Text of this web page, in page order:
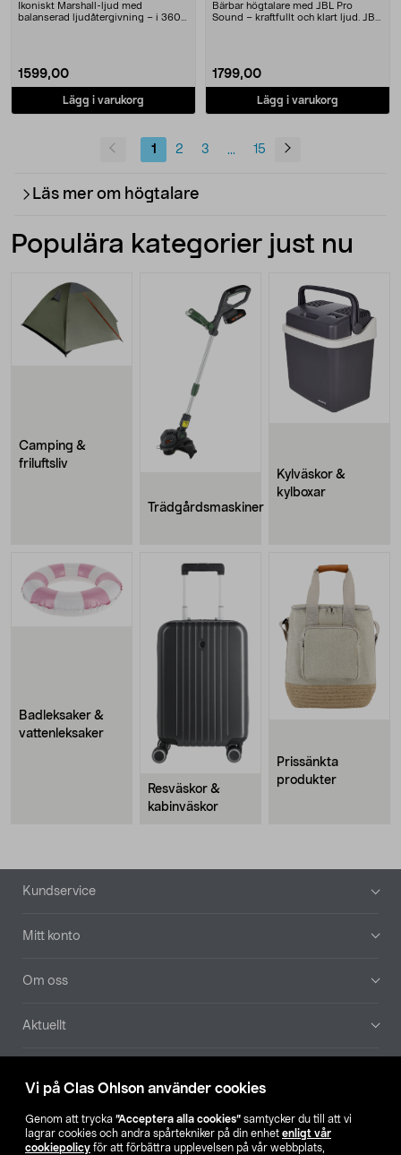
Vi på Clas Ohlson använder cookies
Genom att trycka ”Acceptera alla cookies” samtycker du till att vi
lagrar cookies och andra spårtekniker på din enhet enligt vår
cookiepolicy för att förbättra upplevelsen på vår webbplats,
Ikoniskt Marshall-ljud med
balanserad ljudåtergivning – i 360
1599,00
Lägg i varukorg
Bärbar högtalare med JBL Pro
Sound – kraftfullt och klart ljud. JBL
1799,00
Lägg i varukorg
1 2 3 ... 15
Läs mer om högtalare
Populära kategorier just nu
Camping &
friluftsliv
Trädgårdsmaskiner
Kylväskor &
kylboxar
Badleksaker &
vattenleksaker
Resväskor &
kabinväskor
Prissänkta
produkter
Sidfot
Kundservice
Mitt konto
Om oss
Aktuellt
Hitta butik